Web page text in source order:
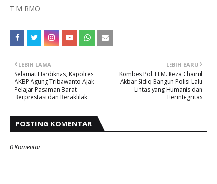
TIM RMO
LEBIH BARU
Kombes Pol. H.M. Reza Chairul
Akbar Sidiq Bangun Polisi Lalu
Lintas yang Humanis dan
Berintegritas
LEBIH LAMA
Selamat Hardiknas, Kapolres
AKBP Agung Tribawanto Ajak
Pelajar Pasaman Barat
Berprestasi dan Berakhlak
POSTING KOMENTAR
0 Komentar